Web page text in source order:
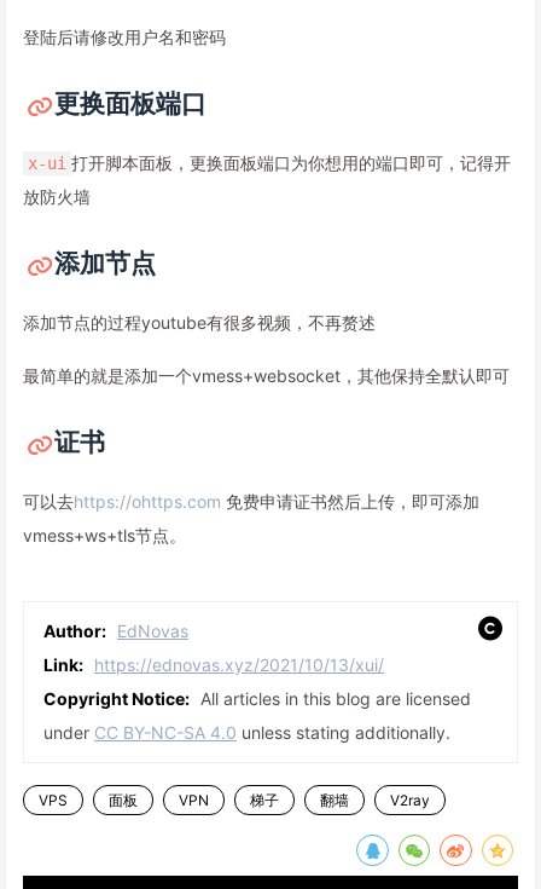
登陆后请修改用户名和密码
更换面板端口
x-ui 打开脚本面板，更换面板端口为你想用的端口即可，记得开
放防火墙
添加节点
添加节点的过程youtube有很多视频，不再赘述
最简单的就是添加一个vmess+websocket，其他保持全默认即可
证书
可以去https://ohttps.com 免费申请证书然后上传，即可添加
vmess+ws+tls节点。
Author: EdNovas
Link: https://ednovas.xyz/2021/10/13/xui/
Copyright Notice: All articles in this blog are licensed
under CC BY-NC-SA 4.0 unless stating additionally.
VPS 面板 VPN 梯子 翻墙 V2ray